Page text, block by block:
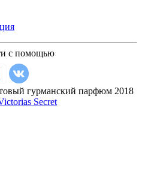
с помощью
гурманский парфюм 2018